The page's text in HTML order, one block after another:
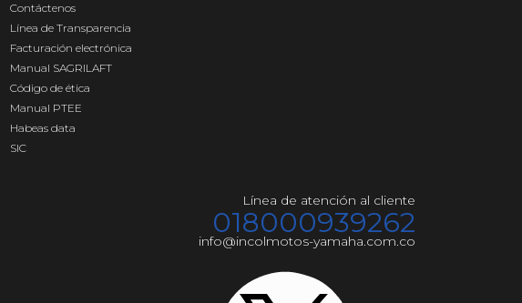
Contáctenos
Línea de Transparencia
Facturación electrónica
Manual SAGRILAFT
Código de ética
Manual PTEE
Habeas data
SIC
Línea de atención al cliente
018000939262
info@incolmotos-yamaha.com.co